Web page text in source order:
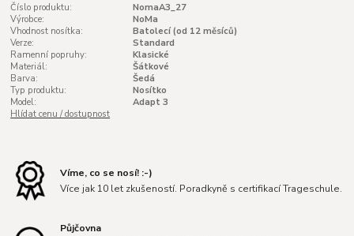
Číslo produktu:
NomaA3_27
Výrobce:
NoMa
Vhodnost nosítka:
Batolecí (od 12 měsíců)
Verze:
Standard
Ramenní popruhy:
Klasické
Materiál:
Šátkové
Barva:
Šedá
Typ produktu:
Nosítko
Model:
Adapt 3
Hlídat cenu / dostupnost
Víme, co se nosí! :-)
Více jak 10 let zkušeností. Poradkyně s certifikací Trageschule.
Půjčovna